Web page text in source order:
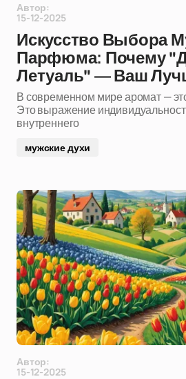
Автор:
15-12-2025
Искусство Выбора
Парфюма: Почему
Летуаль" — Ваш
В современном мире аромат —
Это выражение
внутреннего
мужские духи
Автор:
15-12-2025